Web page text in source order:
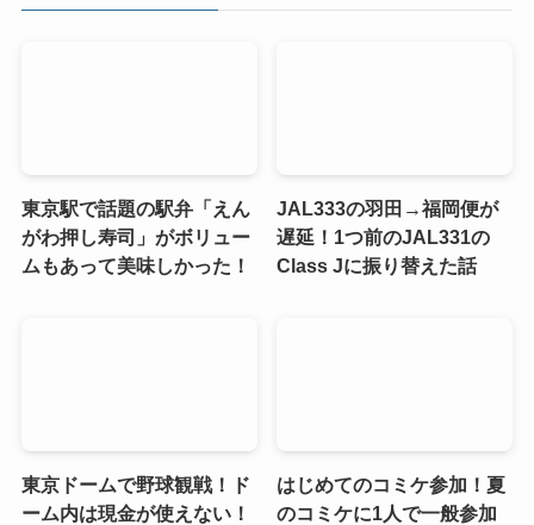
東京駅で話題の駅弁「えん
がわ押し寿司」がボリュー
ムもあって美味しかった！
JAL333の羽田→福岡便が
遅延！1つ前のJAL331の
Class Jに振り替えた話
東京ドームで野球観戦！ド
ーム内は現金が使えない！
はじめてのコミケ参加！夏
のコミケに1人で一般参加